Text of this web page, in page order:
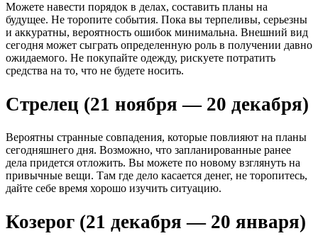
Можете навести порядок в делах, составить планы на
будущее. Не торопите события. Пока вы терпеливы, серьезны
и аккуратны, вероятность ошибок минимальна. Внешний вид
сегодня может сыграть определенную роль в получении давно
ожидаемого. Не покупайте одежду, рискуете потратить
средства на то, что не будете носить.
Стрелец (21 ноября — 20 декабря)
Вероятны странные совпадения, которые повлияют на планы
сегодняшнего дня. Возможно, что запланированные ранее
дела придется отложить. Вы можете по новому взглянуть на
привычные вещи. Там где дело касается денег, не торопитесь,
дайте себе время хорошо изучить ситуацию.
Козерог (21 декабря — 20 января)